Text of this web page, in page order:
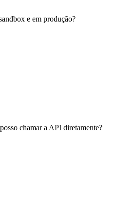
e em produção?
chamar a API diretamente?